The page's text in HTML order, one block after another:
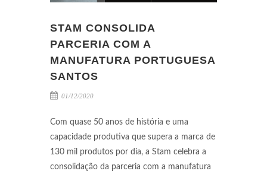
STAM CONSOLIDA
PARCERIA COM A
MANUFATURA PORTUGUESA
SANTOS
01/12/2020
Com quase 50 anos de história e uma
capacidade produtiva que supera a marca de
130 mil produtos por dia, a Stam celebra a
consolidação da parceria com a manufatura